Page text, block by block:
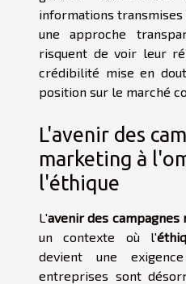
informations transmises
une approche
risquent de voir leur
crédibilité mise en
position sur le marché
L'avenir des
marketing à
l'éthique
L'avenir des campagnes
un contexte où l'
devient une
entreprises sont